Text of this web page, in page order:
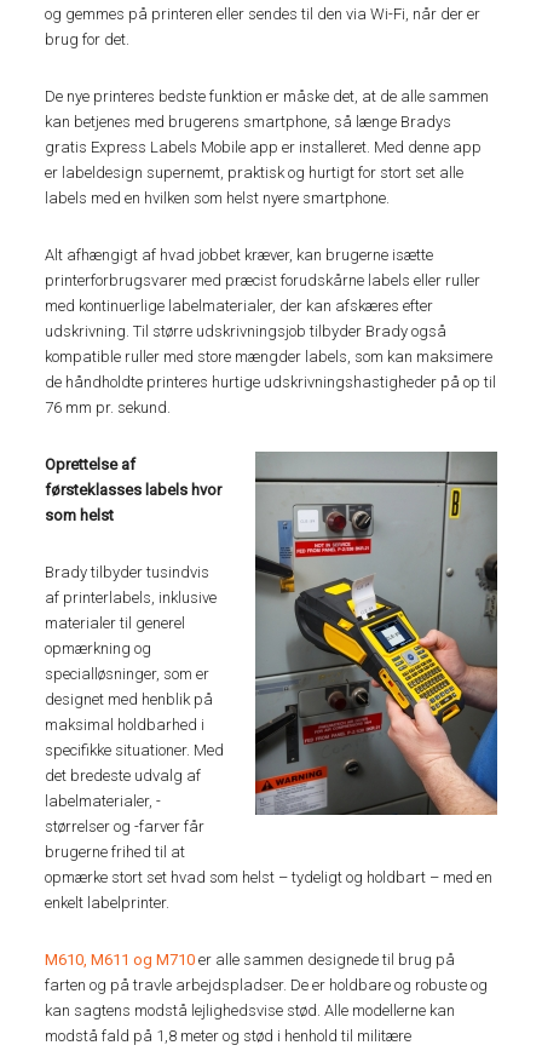
og gemmes på printeren eller sendes til den via Wi-Fi, når der er
brug for det.
De nye printeres bedste funktion er måske det, at de alle sammen
kan betjenes med brugerens smartphone, så længe Bradys
gratis Express Labels Mobile app er installeret. Med denne app
er labeldesign supernemt, praktisk og hurtigt for stort set alle
labels med en hvilken som helst nyere smartphone.
Alt afhængigt af hvad jobbet kræver, kan brugerne isætte
printerforbrugsvarer med præcist forudskårne labels eller ruller
med kontinuerlige labelmaterialer, der kan afskæres efter
udskrivning. Til større udskrivningsjob tilbyder Brady også
kompatible ruller med store mængder labels, som kan maksimere
de håndholdte printeres hurtige udskrivningshastigheder på op til
76 mm pr. sekund.
Oprettelse af
førsteklasses labels hvor
som helst
Brady tilbyder tusindvis
af printerlabels, inklusive
materialer til generel
opmærkning og
specialløsninger, som er
designet med henblik på
maksimal holdbarhed i
specifikke situationer. Med
det bredeste udvalg af
labelmaterialer, -
størrelser og -farver får
brugerne frihed til at
opmærke stort set hvad som helst – tydeligt og holdbart – med en
enkelt labelprinter.
M610, M611 og M710 er alle sammen designede til brug på
farten og på travle arbejdspladser. De er holdbare og robuste og
kan sagtens modstå lejlighedsvise stød. Alle modellerne kan
modstå fald på 1,8 meter og stød i henhold til militære